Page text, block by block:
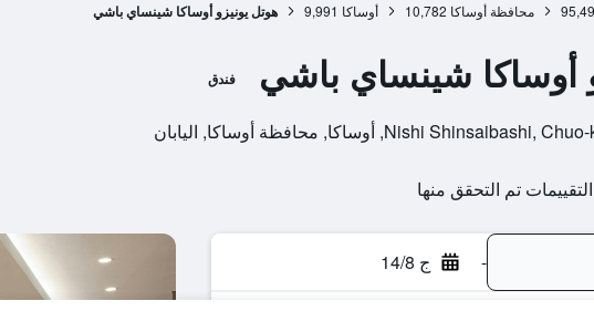
محافظة أوساكا 10,782 أوساكا 9,991 هوتل يونيزو أوساكا شينساي باشي
أوساكا شينساي باشي فندق
- ج 14/8